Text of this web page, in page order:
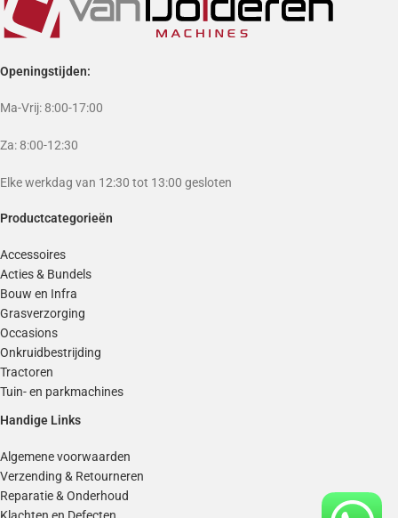
Openingstijden:
Ma-Vrij: 8:00-17:00
Za: 8:00-12:30
Elke werkdag van 12:30 tot 13:00 gesloten
Productcategorieën
Accessoires
Acties & Bundels
Bouw en Infra
Grasverzorging
Occasions
Onkruidbestrijding
Tractoren
Tuin- en parkmachines
Handige Links
Algemene voorwaarden
Verzending & Retourneren
Reparatie & Onderhoud
Klachten en Defecten